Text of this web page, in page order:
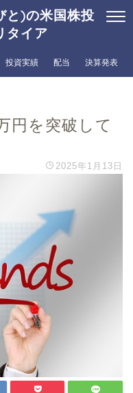
と)の米国株投
タイア
投資実績 配当 決算発表
円を突破して
2025年1月13日